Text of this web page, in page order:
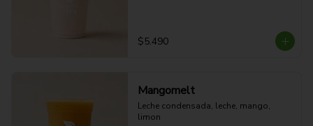
$5.490
Mangomelt
Leche condensada, leche, mango,
limon